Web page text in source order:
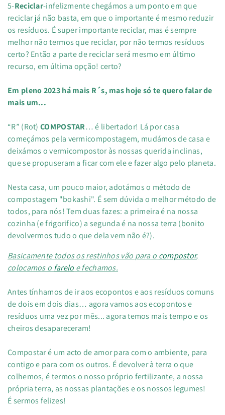
5-Reciclar-infelizmente chegámos a um ponto em que
reciclar já não basta, em que o importante é mesmo reduzir
os resíduos. É super importante reciclar, mas é sempre
melhor não termos que reciclar, por não termos resíduos
certo? Então a parte de reciclar será mesmo em último
recurso, em última opção! certo?
Em pleno 2023 há mais R´s, mas hoje só te quero falar de
mais um...
“R” (Rot) COMPOSTAR… é libertador! Lá por casa
começámos pela vermicompostagem, mudámos de casa e
deixámos o vermicompostor às nossas querida inclinas,
que se propuseram a ficar com ele e fazer algo pelo planeta.
Nesta casa, um pouco maior, adotámos o método de
compostagem "bokashi". É sem dúvida o melhor método de
todos, para nós! Tem duas fazes: a primeira é na nossa
cozinha (e frigorifico) a segunda é na nossa terra (bonito
devolvermos tudo o que dela vem não é?).
Basicamente todos os restinhos vão para o compostor,
colocamos o farelo e fechamos.
Antes tínhamos de ir aos ecopontos e aos resíduos comuns
de dois em dois dias… agora vamos aos ecopontos e
resíduos uma vez por mês... agora temos mais tempo e os
cheiros desapareceram!
Compostar é um acto de amor para com o ambiente, para
contigo e para com os outros. É devolver à terra o que
colhemos, é termos o nosso próprio fertilizante, a nossa
própria terra, as nossas plantações e os nossos legumes!
É sermos felizes!